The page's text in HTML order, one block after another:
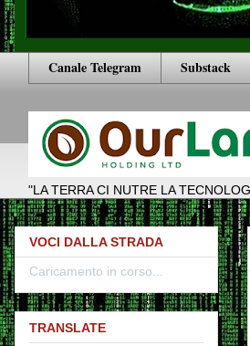
Canale Telegram Substack
"LA TERRA CI NUTRE LA
VOCI DALLA STRADA
Caricamento in corso...
TRANSLATE